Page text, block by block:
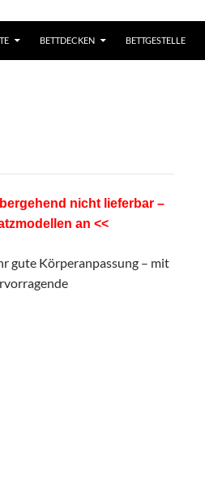
BETTDECKEN BETTGESTELLE
nicht lieferbar –
an <<
gute Körperanpassung – mit